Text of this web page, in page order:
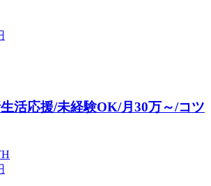
活応援/未経験OK/月30万～/コツ